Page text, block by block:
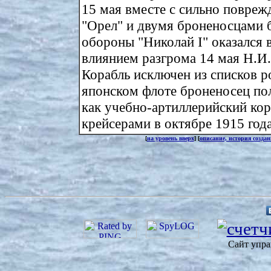
15 мая вместе с сильно
"Орел" и двумя броненосцами
обороны "Николай I" оказался
влиянием разгрома 14 мая Н.И.
Корабль исключен из списков
японском флоте броненосец
как учебно-артиллерийский
крейсерами в октябре 1915
[на уровень вверх] [описание, история
Сайт